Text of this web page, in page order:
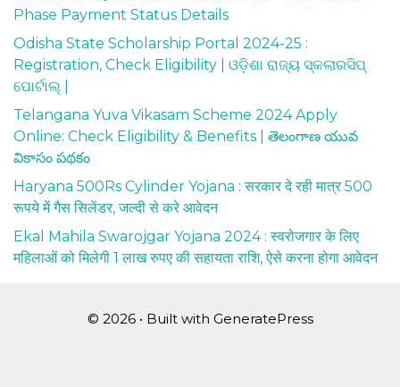
Phase Payment Status Details
Odisha State Scholarship Portal 2024-25 :
Registration, Check Eligibility | ଓଡ଼ିଶା ରାଜ୍ୟ ସ୍କଲାରସିପ୍
ପୋର୍ଟାଲ୍ |
Telangana Yuva Vikasam Scheme 2024 Apply
Online: Check Eligibility & Benefits | తెలంగాణ యువ
వికాసం పథకం
Haryana 500Rs Cylinder Yojana : सरकार दे रही मात्र 500
रूपये में गैस सिलेंडर, जल्दी से करे आवेदन
Ekal Mahila Swarojgar Yojana 2024 : स्वरोजगार के लिए
महिलाओं को मिलेगी 1 लाख रुपए की सहायता राशि, ऐसे करना होगा आवेदन
© 2026 • Built with GeneratePress